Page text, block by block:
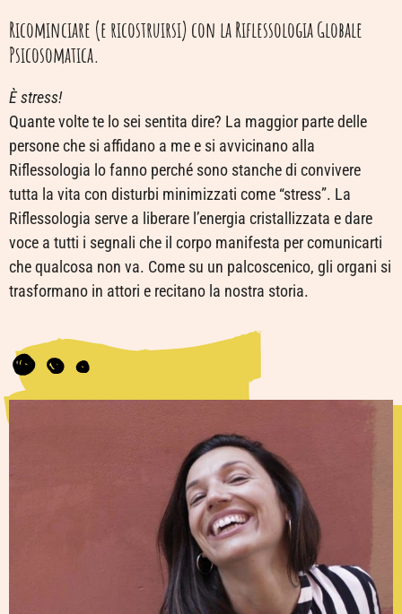
Ricominciare (e ricostruirsi) con la Riflessologia Globale
Psicosomatica.
È stress!
Quante volte te lo sei sentita dire? La maggior parte delle
persone che si affidano a me e si avvicinano alla
Riflessologia lo fanno perché sono stanche di convivere
tutta la vita con disturbi minimizzati come “stress”. La
Riflessologia serve a liberare l’energia cristallizzata e dare
voce a tutti i segnali che il corpo manifesta per comunicarti
che qualcosa non va. Come su un palcoscenico, gli organi si
trasformano in attori e recitano la nostra storia.